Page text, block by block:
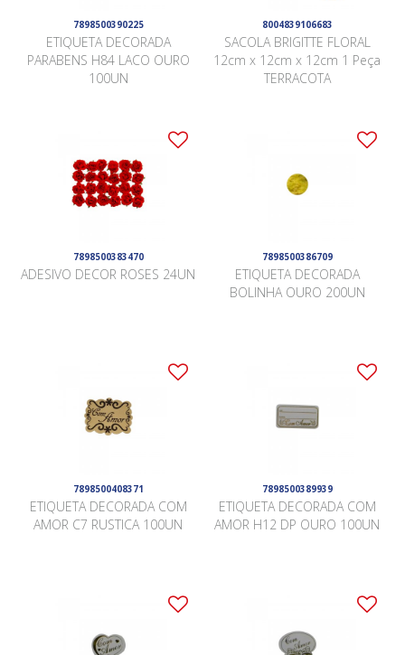
7898500390225
ETIQUETA DECORADA
PARABENS H84 LACO OURO
100UN
8004839106683
SACOLA BRIGITTE FLORAL
12cm x 12cm x 12cm 1 Peça
TERRACOTA
7898500383470
ADESIVO DECOR ROSES 24UN
7898500386709
ETIQUETA DECORADA
BOLINHA OURO 200UN
7898500408371
ETIQUETA DECORADA COM
AMOR C7 RUSTICA 100UN
7898500389939
ETIQUETA DECORADA COM
AMOR H12 DP OURO 100UN